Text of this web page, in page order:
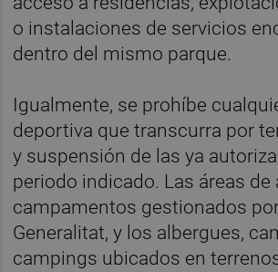
o instalaciones de servicios
dentro del mismo parque.
Igualmente, se prohíbe
deportiva que transcurra por
y suspensión de las ya
periodo indicado. Las áreas de
campamentos gestionados
Generalitat, y los albergues,
campings ubicados en